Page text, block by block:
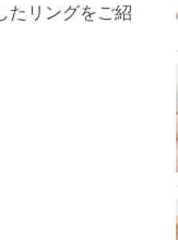
たリングをご紹